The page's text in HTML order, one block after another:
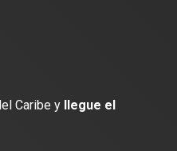
Caribe y llegue el